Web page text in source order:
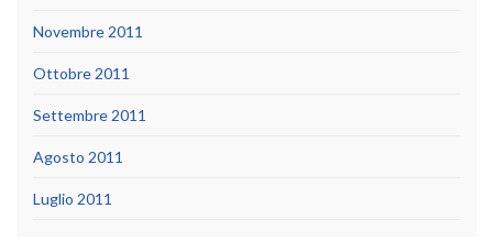
Novembre 2011
Ottobre 2011
Settembre 2011
Agosto 2011
Luglio 2011